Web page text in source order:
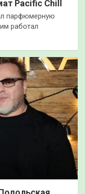
Pacific Chill
парфюмерную
работал